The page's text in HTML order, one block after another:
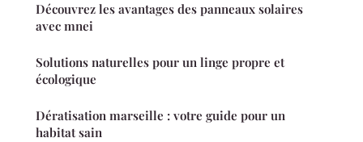
Découvrez les avantages des panneaux solaires
avec mnei
Solutions naturelles pour un linge propre et
écologique
Dératisation marseille : votre guide pour un
habitat sain